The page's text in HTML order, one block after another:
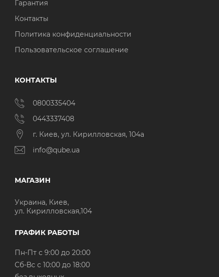
Гарантия
Контакты
Политика конфиденциальности
Пользовательское соглашение
КОНТАКТЫ
0800335404
0443337408
г. Киев, ул. Кирилловская, 104а
info@qube.ua
МАГАЗИН
Украина, Киев,
ул. Кирилловская,104
ГРАФИК РАБОТЫ
Пн-Пт с 9:00 до 20:00
Cб-Вс с 10:00 до 18:00